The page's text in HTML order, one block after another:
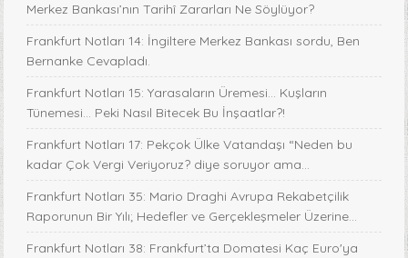
Merkez Bankası’nın Tarihî Zararları Ne Söylüyor?
Frankfurt Notları 14: İngiltere Merkez Bankası sordu, Ben
Bernanke Cevapladı.
Frankfurt Notları 15: Yarasaların Üremesi... Kuşların
Tünemesi… Peki Nasıl Bitecek Bu İnşaatlar?!
Frankfurt Notları 17: Pekçok Ülke Vatandaşı “Neden bu
kadar Çok Vergi Veriyoruz? diye soruyor ama...
Frankfurt Notları 35: Mario Draghi Avrupa Rekabetçilik
Raporunun Bir Yılı; Hedefler ve Gerçekleşmeler Üzerine...
Frankfurt Notları 38: Frankfurt’ta Domatesi Kaç Euro'ya